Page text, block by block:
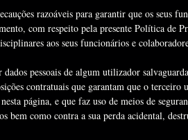
razoáveis para garantir que os seus
com respeito pela presente Política de
aos seus funcionários e
pessoais de algum utilizador
contratuais que garantam que o
página, e que faz uso de meios de
como contra a sua perda acidental,